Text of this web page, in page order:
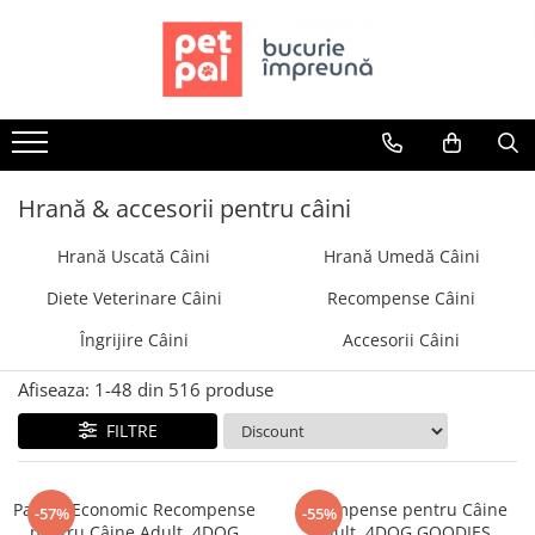
Câini
Hrană Uscată Câini
Câine Junior
Câine Senior
Hrană Umedă Câini
Câine Junior
Câine Adult
Diete Veterinare Câini
Umedă
Recompense Câini
Biscuiți
Hrană & accesorii pentru câini
Hrană Uscată Câini
Hrană Umedă Câini
Diete Veterinare Câini
Recompense Câini
Îngrijire Câini
Accesorii Câini
Afiseaza: 1-48 din 516 produse
FILTRE
-57%
Pachet Economic Recompense
-55%
Recompense pentru Câine